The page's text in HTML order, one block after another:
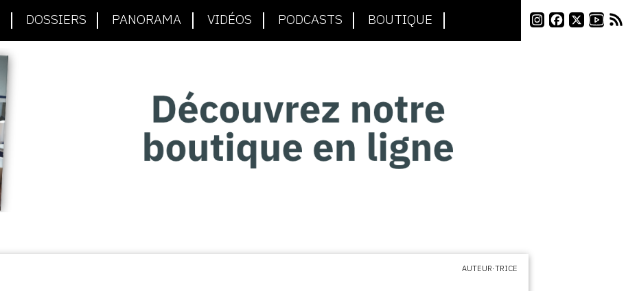
DOSSIERS PANORAMA VIDÉOS PODCASTS BOUTIQUE
AUTEUR·TRICE